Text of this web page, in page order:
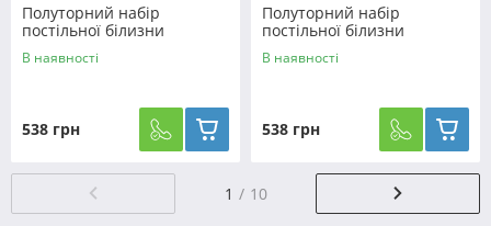
Полуторний набір
постільної білизни
150*220 із полікотону
№208686 Черешенька™
В наявності
538 грн
Полуторний набір
постільної білизни
150*220 із полікотону
№208687 Черешенька™
В наявності
538 грн
1 10